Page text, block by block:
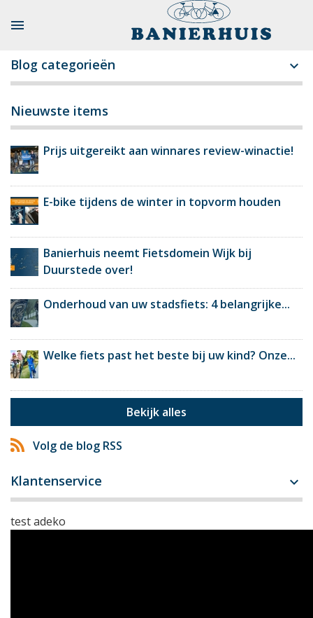

Blog categorieën 
Nieuwste items
Prijs uitgereikt aan winnares review-winactie!
E-bike tijdens de winter in topvorm houden
Banierhuis neemt Fietsdomein Wijk bij
Duurstede over!
Onderhoud van uw stadsfiets: 4 belangrijke...
Welke fiets past het beste bij uw kind? Onze...
Bekijk alles
Volg de blog RSS
Klantenservice 
test adeko